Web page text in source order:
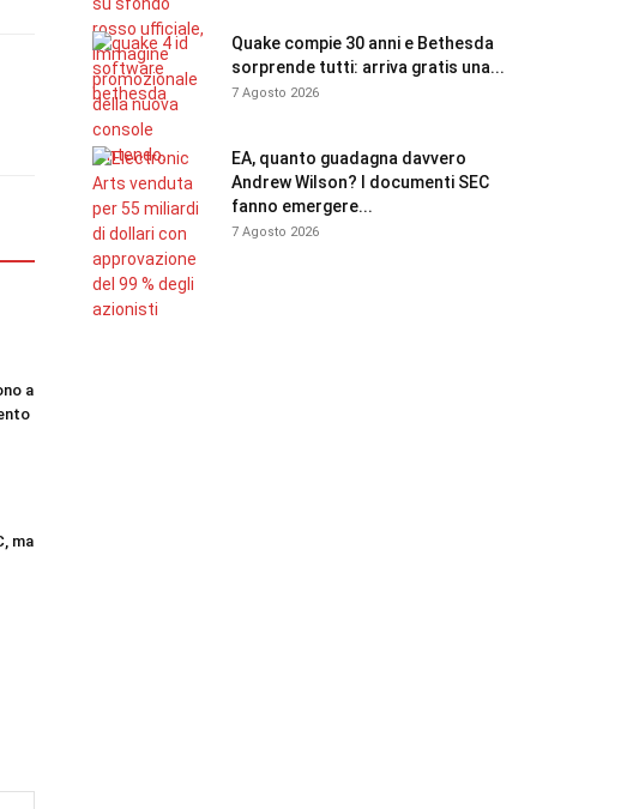
a
ma
Quake compie 30 anni e Bethesda
sorprende tutti: arriva gratis una...
7 Agosto 2026
EA, quanto guadagna davvero
Andrew Wilson? I documenti SEC
fanno emergere...
7 Agosto 2026